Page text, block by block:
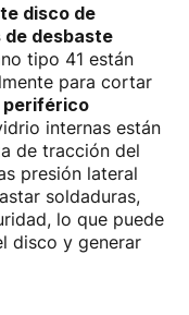
disco de
desbaste
tipo 41 están
para cortar
periférico
internas están
de tracción del
presión lateral
soldaduras,
lo que puede
disco y generar